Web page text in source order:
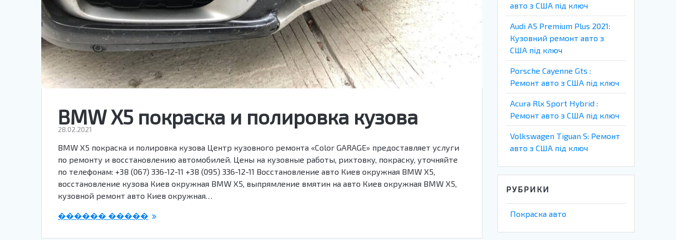
BMW X5 покраска и полировка кузова
28.02.2021
BMW X5 покраска и полировка кузова Центр кузовного ремонта «Color GARAGE» предоставляет услуги
по ремонту и восстановлению автомобилей. Цены на кузовные работы, рихтовку, покраску, уточняйте
по телефонам: +38 (067) 336-12-11 +38 (095) 336-12-11 Восстановление авто Киев окружная BMW X5,
восстановление кузова Киев окружная BMW X5, выпрямление вмятин на авто Киев окружная BMW X5,
кузовной ремонт авто Киев окружная…
������ �����
авто з США під ключ
Audi A5 Premium Plus 2021:
Кузовний ремонт авто з
США під ключ
Porsche Cayenne Gts :
Ремонт авто з США під ключ
Acura Rlx Sport Hybrid :
Ремонт авто з США під ключ
Volkswagen Tiguan S: Ремонт
авто з США під ключ
РУБРИКИ
Покраска авто